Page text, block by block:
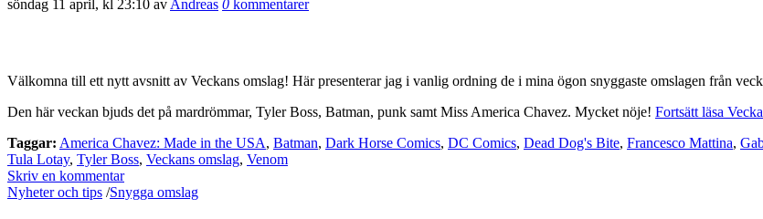
söndag 11 april, kl 23:10 av Andreas 0 kommentarer
Välkomna till ett nytt avsnitt av Veckans omslag! Här presenterar jag i vanlig ordning de i mina ögon snyggaste omslagen från
Den här veckan bjuds det på mardrömmar, Tyler Boss, Batman, punk samt Miss America Chavez. Mycket nöje! Fortsätt läsa
Taggar: America Chavez: Made in the USA, Batman, Dark Horse Comics, DC Comics, Dead Dog's Bite, Francesco Mattina,
Tula Lotay, Tyler Boss, Veckans omslag, Venom
Skriv en kommentar
Nyheter och tips /Snygga omslag